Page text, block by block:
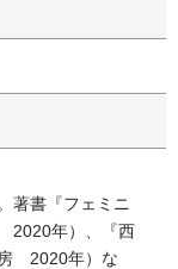
著書『フェミニ
2020年）、『西
2020年）な